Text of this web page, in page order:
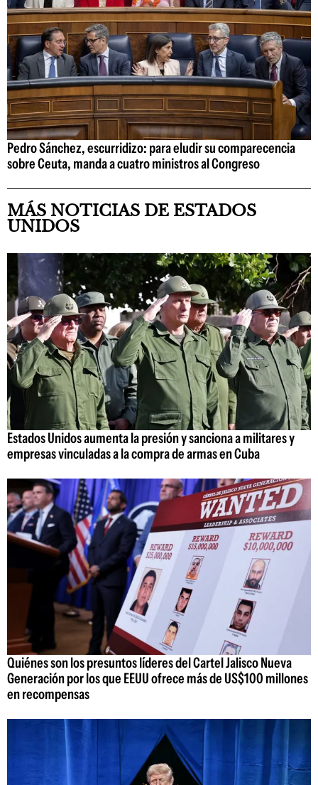
Pedro Sánchez, escurridizo: para eludir su comparecencia
sobre Ceuta, manda a cuatro ministros al Congreso
MÁS NOTICIAS DE ESTADOS
UNIDOS
Estados Unidos aumenta la presión y sanciona a militares y
empresas vinculadas a la compra de armas en Cuba
Quiénes son los presuntos líderes del Cartel Jalisco Nueva
Generación por los que EEUU ofrece más de US$100 millones
en recompensas